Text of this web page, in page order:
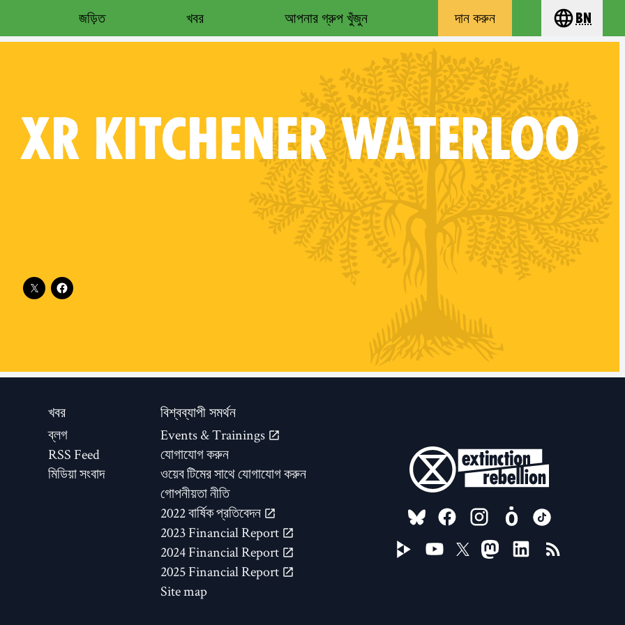
জড়িত খবর আপনার গ্রুপ খুঁজুন দান করুন Choose
bn
XR KITCHENER WATERLOO
Follow XR Kitchener Waterloo on
খবর
ব্লগ
RSS Feed
মিডিয়া সংবাদ
বিশ্বব্যাপী সমর্থন
Events & Trainings
যোগাযোগ করুন
ওয়েব টিমের সাথে যোগাযোগ করুন
গোপনীয়তা নীতি
2022 বার্ষিক প্রতিবেদন
2023 Financial Report
2024 Financial Report
2025 Financial Report
Site map
FOLLOW US ON